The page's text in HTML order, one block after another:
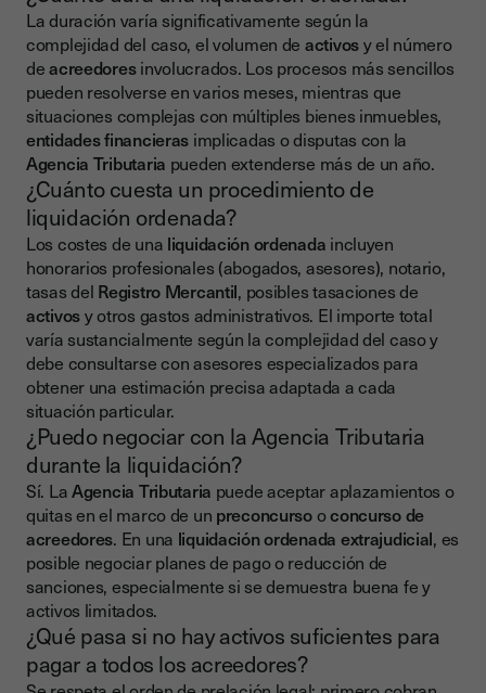
La duración varía significativamente según la
complejidad del caso, el volumen de activosy el número
deacreedoresinvolucrados. Los procesos más sencillos
pueden resolverse en varios meses, mientras que
situaciones complejas con múltiples bienes inmuebles,
entidades financieras implicadas o disputas con la
Agencia Tributaria pueden extenderse más de un año.
¿Cuánto cuesta un procedimiento de
liquidación ordenada?
Los costes de una liquidación ordenada incluyen
honorarios profesionales (abogados, asesores), notario,
tasas del Registro Mercantil, posibles tasaciones de
activosy otros gastos administrativos. El importe total
varía sustancialmente según la complejidad del caso y
debe consultarse con asesores especializados para
obtener una estimación precisa adaptada a cada
situación particular.
¿Puedo negociar con la Agencia Tributaria
durante la liquidación?
Sí. LaAgencia Tributaria puede aceptar aplazamientos o
quitas en el marco de un preconcursooconcurso de
acreedores. En una liquidación ordenada extrajudicial, es
posible negociar planes de pago o reducción de
sanciones, especialmente si se demuestra buena fe y
activos limitados.
¿Qué pasa si no hay activos suficientes para
pagar a todos los acreedores?